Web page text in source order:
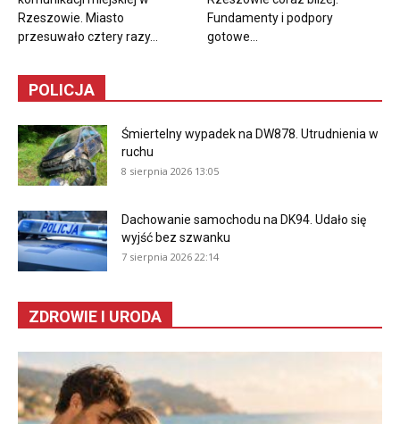
Rzeszowie. Miasto
przesuwało cztery razy...
Fundamenty i podpory
gotowe...
POLICJA
Śmiertelny wypadek na DW878. Utrudnienia w
ruchu
8 sierpnia 2026 13:05
Dachowanie samochodu na DK94. Udało się
wyjść bez szwanku
7 sierpnia 2026 22:14
ZDROWIE I URODA